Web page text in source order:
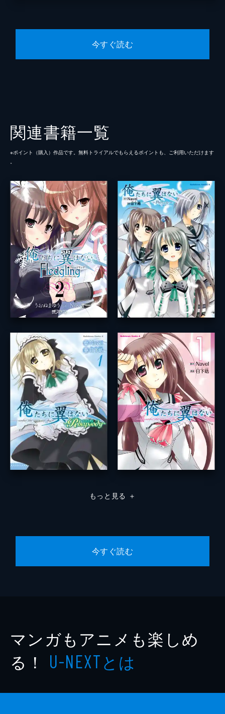
今すぐ読む
関連書籍一覧
※ポイント（購⼊）作品です。無料トライアルでもらえるポイントも、ご利⽤いただけます
。
もっと見る ＋
今すぐ読む
マンガもアニメも楽しめ
る！ U-NEXTとは